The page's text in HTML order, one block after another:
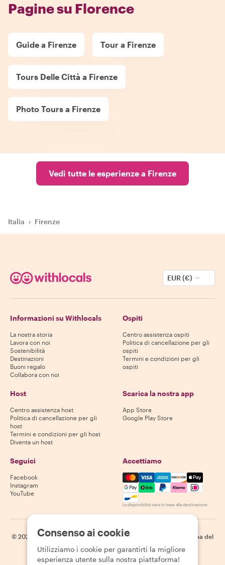
Pagine su Florence
Guide a Firenze Tour a Firenze
Tours Delle Città a Firenze
Photo Tours a Firenze
Vedi tutte le esperienze a Firenze
Italia › Firenze
EUR (€)
Informazioni su Withlocals
La nostra storia
Lavora con noi
Sostenibilità
Destinazioni
Buoni regalo
Collabora con noi
Ospiti
Centro assistenza ospiti
Politica di cancellazione per gli
ospiti
Termini e condizioni per gli
ospiti
Host
Centro assistenza host
Politica di cancellazione per gli
host
Termini e condizioni per gli host
Diventa un host
Scarica la nostra app
App Store
Google Play Store
Seguici
Facebook
Instagram
YouTube
Accettiamo
Mastercard, Visa, Amex,
La disponibilità varia in base alla destinazione
© 2026 Withlocals.com | Informativa sulla privacy
Mappa del
Consenso ai cookie
Utilizziamo i cookie per garantirti la migliore
esperienza utente sulla nostra piattaforma!